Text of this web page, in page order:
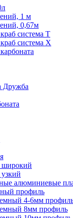
1 м
0,67м
система Т
система Х
Дружба
широкий
алюминиевые
профиль
4-6мм
8мм профиль